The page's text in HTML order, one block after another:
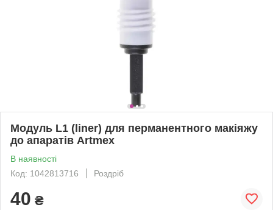
Модуль L1 (liner) для перманентного макіяжу
до апаратів Artmex
В наявності
Код: 1042813716
Роздріб
40 ₴